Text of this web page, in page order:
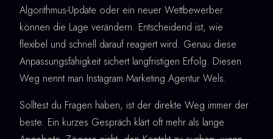
Algorithmus-Update oder ein neuer Wettbewerber
können die Lage verändern. Entscheidend ist, wie
flexibel und schnell darauf reagiert wird. Genau diese
Anpassungsfähigkeit sichert langfristigen Erfolg. Diesen
Weg nennt man Instagram Marketing Agentur Wels.
Solltest du Fragen haben, ist der direkte Weg immer der
beste. Ein kurzes Gespräch klärt oft mehr als lange